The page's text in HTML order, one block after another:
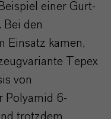
einer Gurt-
Bei den
Einsatz kamen,
Tepex
von
Polyamid 6-